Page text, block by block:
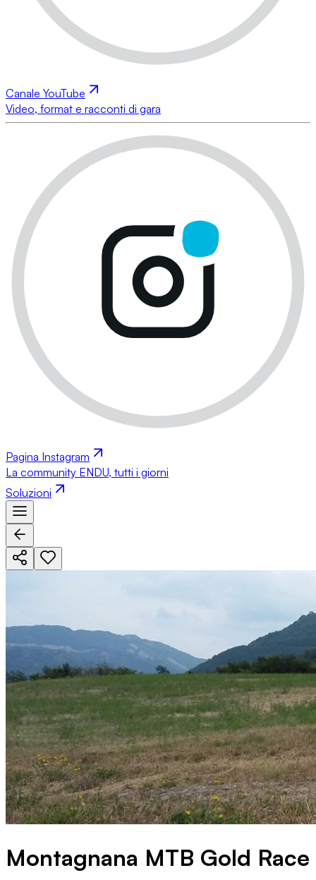
Canale YouTube
Video, format e racconti di gara
Pagina Instagram
La community ENDU, tutti i giorni
Soluzioni
Montagnana MTB Gold Race